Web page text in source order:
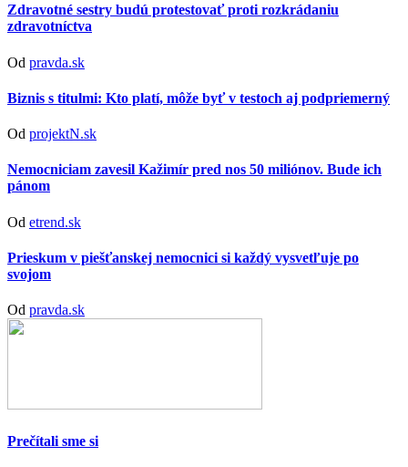
Zdravotné sestry budú protestovať proti rozkrádaniu
zdravotníctva
Od pravda.sk
Biznis s titulmi: Kto platí, môže byť v testoch aj podpriemerný
Od projektN.sk
Nemocniciam zavesil Kažimír pred nos 50 miliónov. Bude ich
pánom
Od etrend.sk
Prieskum v piešťanskej nemocnici si každý vysvetľuje po
svojom
Od pravda.sk
Prečítali sme si